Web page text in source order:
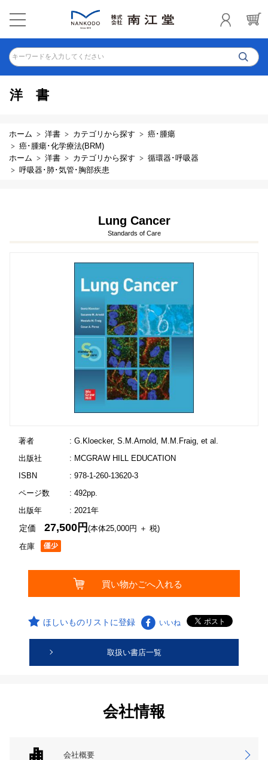
キーワードを入力してください
洋書
ホーム 洋書 カテゴリから探す
癌･腫瘍
癌･腫瘍･化学療法(BRM)
ホーム
洋書 カテゴリから探す
循環器･呼吸器
呼吸器･肺･気管･胸部疾患
Lung Cancer
Standards of Care
著者
: G.Kloecker, S.M.Arnold, M.M.Fraig, et al.
出版社
: MCGRAW HILL EDUCATION
ISBN
: 978-1-260-13620-3
ページ数
: 492pp.
出版年
: 2021年
在庫
定価27,500円(本体25,000円 ＋ 税)
ほしいものリストに登録 いいね
取扱い書店一覧
会社情報
会社概要